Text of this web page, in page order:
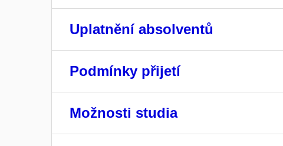
Uplatnění absolventů
Podmínky přijetí
Možnosti studia